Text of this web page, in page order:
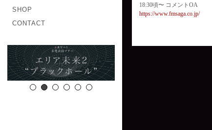
SHOP
CONTACT
18:30頃〜 コメントOA
https://www.fmsaga.co.jp/